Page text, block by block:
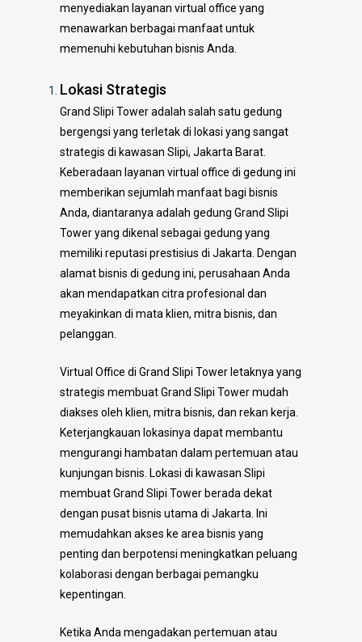
menyediakan layanan virtual office yang
menawarkan berbagai manfaat untuk
memenuhi kebutuhan bisnis Anda.
Lokasi Strategis
Grand Slipi Tower adalah salah satu gedung
bergengsi yang terletak di lokasi yang sangat
strategis di kawasan Slipi, Jakarta Barat.
Keberadaan layanan virtual office di gedung ini
memberikan sejumlah manfaat bagi bisnis
Anda, diantaranya adalah gedung Grand Slipi
Tower yang dikenal sebagai gedung yang
memiliki reputasi prestisius di Jakarta. Dengan
alamat bisnis di gedung ini, perusahaan Anda
akan mendapatkan citra profesional dan
meyakinkan di mata klien, mitra bisnis, dan
pelanggan.
Virtual Office di Grand Slipi Tower l etaknya yang
strategis membuat Grand Slipi Tower mudah
diakses oleh klien, mitra bisnis, dan rekan kerja.
Keterjangkauan lokasinya dapat membantu
mengurangi hambatan dalam pertemuan atau
kunjungan bisnis. Lokasi di kawasan Slipi
membuat Grand Slipi Tower berada dekat
dengan pusat bisnis utama di Jakarta. Ini
memudahkan akses ke area bisnis yang
penting dan berpotensi meningkatkan peluang
kolaborasi dengan berbagai pemangku
kepentingan.
Ketika Anda mengadakan pertemuan atau